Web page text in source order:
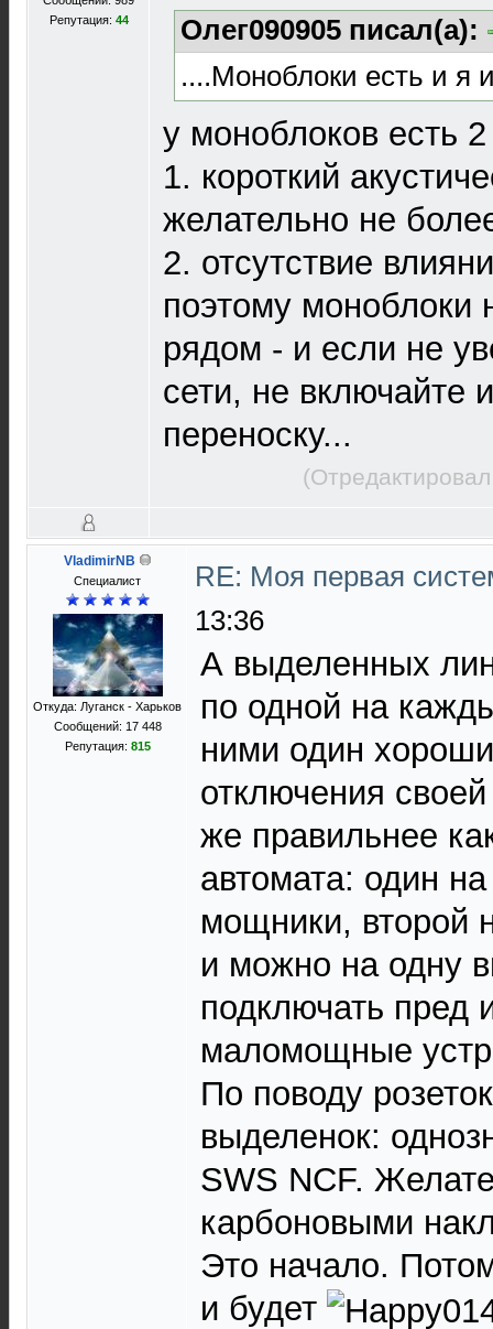
Репутация: 44
Олег090905 писал(а):
....Моноблоки есть и я
у моноблоков есть
1. короткий
желательно не
2. отсутствие
поэтому моноблоки
рядом - и если не
сети, не включайте
переноску...
VladimirNB
Специалист
Откуда: Луганск - Харьков
Сообщений: 17 448
Репутация: 815
RE: Моя первая
13:36
А выделенных
по одной на
ними один
отключения
же правильнее
автомата: один
мощники, второй
и можно на одну
подключать пред
маломощные
По поводу
выделенок:
SWS NCF.
карбоновыми
Это начало.
и будет